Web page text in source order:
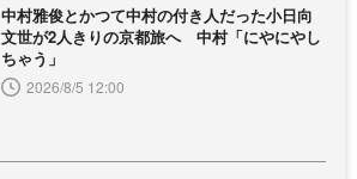
中村雅俊とかつて中村の付き人だった小日向
文世が2人きりの京都旅へ 中村「にやにやし
ちゃう」
2026/8/5 12:00